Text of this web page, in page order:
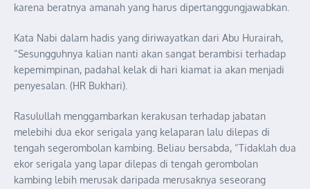
karena beratnya amanah yang harus dipertanggungjawabkan.
Kata Nabi dalam hadis yang diriwayatkan dari Abu Hurairah,
“Sesungguhnya kalian nanti akan sangat berambisi terhadap
kepemimpinan, padahal kelak di hari kiamat ia akan menjadi
penyesalan. (HR Bukhari).
Rasulullah menggambarkan kerakusan terhadap jabatan
melebihi dua ekor serigala yang kelaparan lalu dilepas di
tengah segerombolan kambing. Beliau bersabda, “Tidaklah dua
ekor serigala yang lapar dilepas di tengah gerombolan
kambing lebih merusak daripada merusaknya seseorang